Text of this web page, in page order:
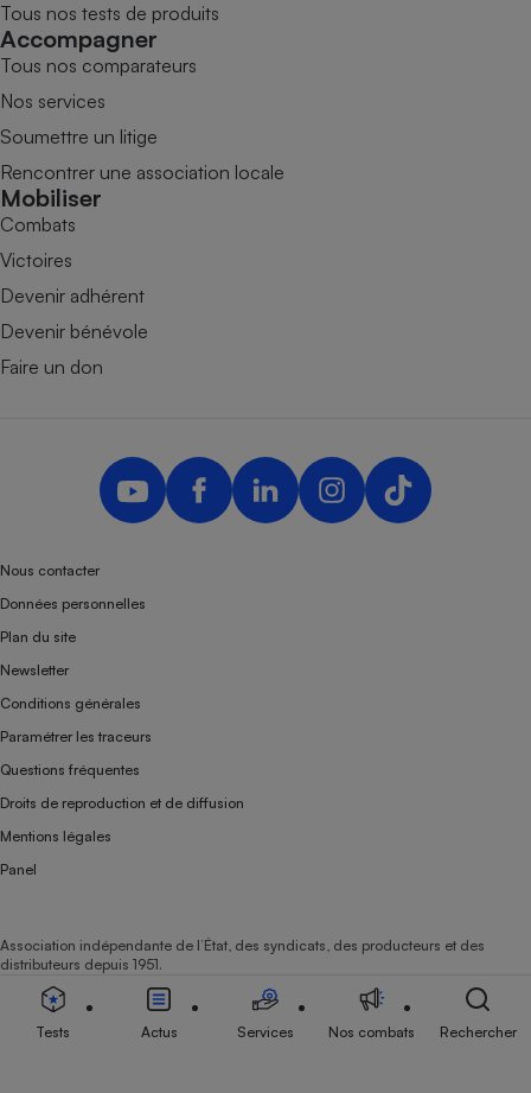
Tous nos tests de produits
Accompagner
Tous nos comparateurs
Nos services
Soumettre un litige
Rencontrer une association locale
Mobiliser
Combats
Victoires
Devenir adhérent
Devenir bénévole
Faire un don
Nous contacter
Données personnelles
Plan du site
Newsletter
Conditions générales
Paramétrer les traceurs
Questions fréquentes
Droits de reproduction et de diffusion
Mentions légales
Panel
Association indépendante de l’État, des syndicats, des producteurs et des
distributeurs depuis 1951.
Tests Actus Services Nos combats Rechercher